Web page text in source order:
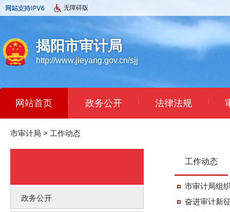
无障碍版
揭阳市审计局
http://www.jieyang.gov.cn/sjj
网站首页 | 政务公开 | 法律法规 |
市审计局 > 工作动态
政务公开
工作动态
市审计局组
奋进审计新